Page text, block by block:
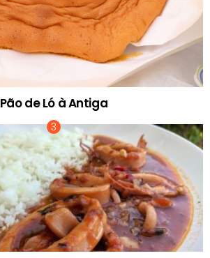
Pão de Ló à Antiga